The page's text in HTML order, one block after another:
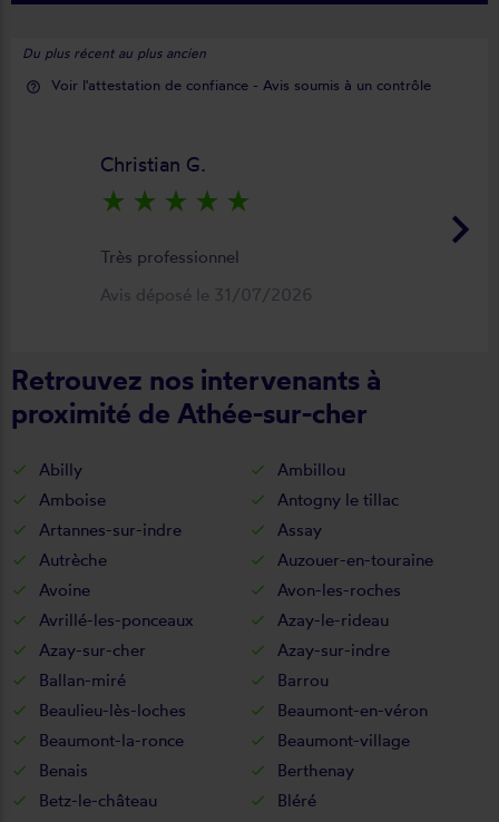
Du plus récent au plus ancien
help_outline Voir l'attestation de confiance - Avis soumis à un contrôle
keyboard_arrow_right
Christian G.
star_rate star_rate star_rate star_rate star_rate
Très professionnel
Avis déposé le 31/07/2026
Retrouvez nos intervenants à
proximité de Athée-sur-cher
Abilly
Ambillou
Amboise
Antogny le tillac
Artannes-sur-indre
Assay
Autrèche
Auzouer-en-touraine
Avoine
Avon-les-roches
Avrillé-les-ponceaux
Azay-le-rideau
Azay-sur-cher
Azay-sur-indre
Ballan-miré
Barrou
Beaulieu-lès-loches
Beaumont-en-véron
Beaumont-la-ronce
Beaumont-village
Benais
Berthenay
Betz-le-château
Bléré